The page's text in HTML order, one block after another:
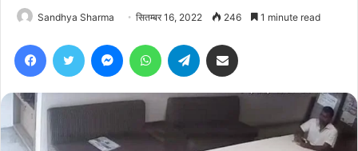
Sandhya Sharma सितम्बर 16, 2022 246 1 minute read
FacebookTwitter MessengerWhatsAppTelegram